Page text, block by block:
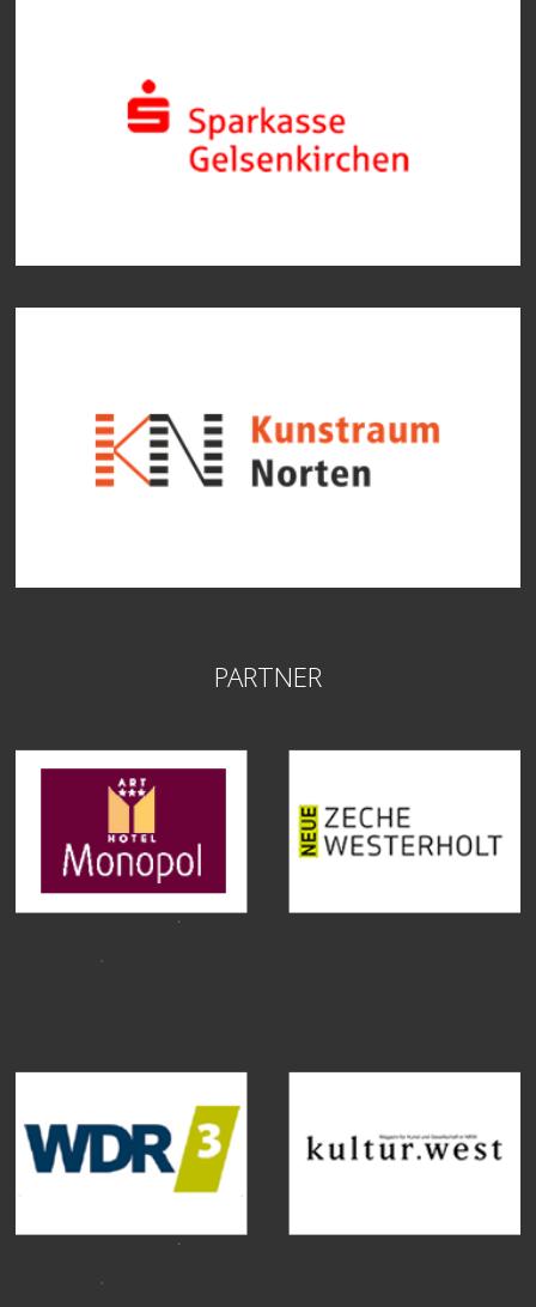
PARTNER